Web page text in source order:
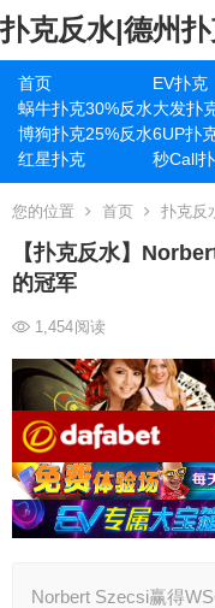
扑克反水|德州
首页 EV扑克
蜗牛扑克30%反水大发扑
博狗扑克25%反水6UP扑
红星扑克
秒Call
您的位置 首页 扑克反
【扑克反水】
的冠军
1,454阅读
Norbert Szecsi赢得